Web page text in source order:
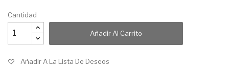
Cantidad
Añadir Al Carrito
Añadir A La Lista De Deseos